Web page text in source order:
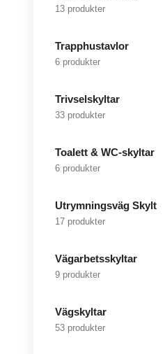
13 produkter
Trapphustavlor
6 produkter
Trivselskyltar
33 produkter
Toalett & WC-skyltar
6 produkter
Utrymningsväg Skylt
17 produkter
Vägarbetsskyltar
9 produkter
Vägskyltar
53 produkter